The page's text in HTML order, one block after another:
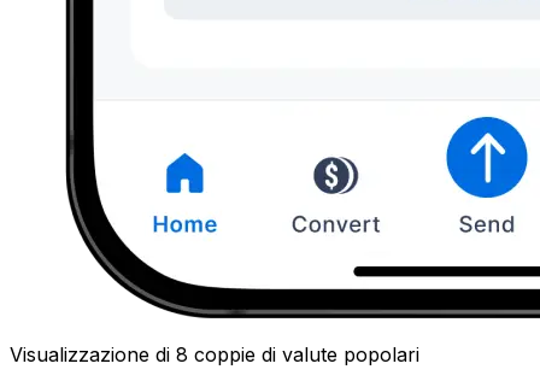
Visualizzazione di 8 coppie di valute popolari